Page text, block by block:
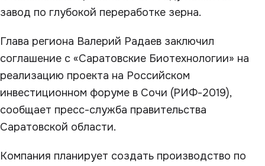
завод по глубокой переработке зерна.
Глава региона Валерий Радаев заключил
соглашение с «Саратовские Биотехнологии» на
реализацию проекта на Российском
инвестиционном форуме в Сочи (РИФ-2019),
сообщает пресс-служба правительства
Саратовской области.
Компания планирует создать производство по